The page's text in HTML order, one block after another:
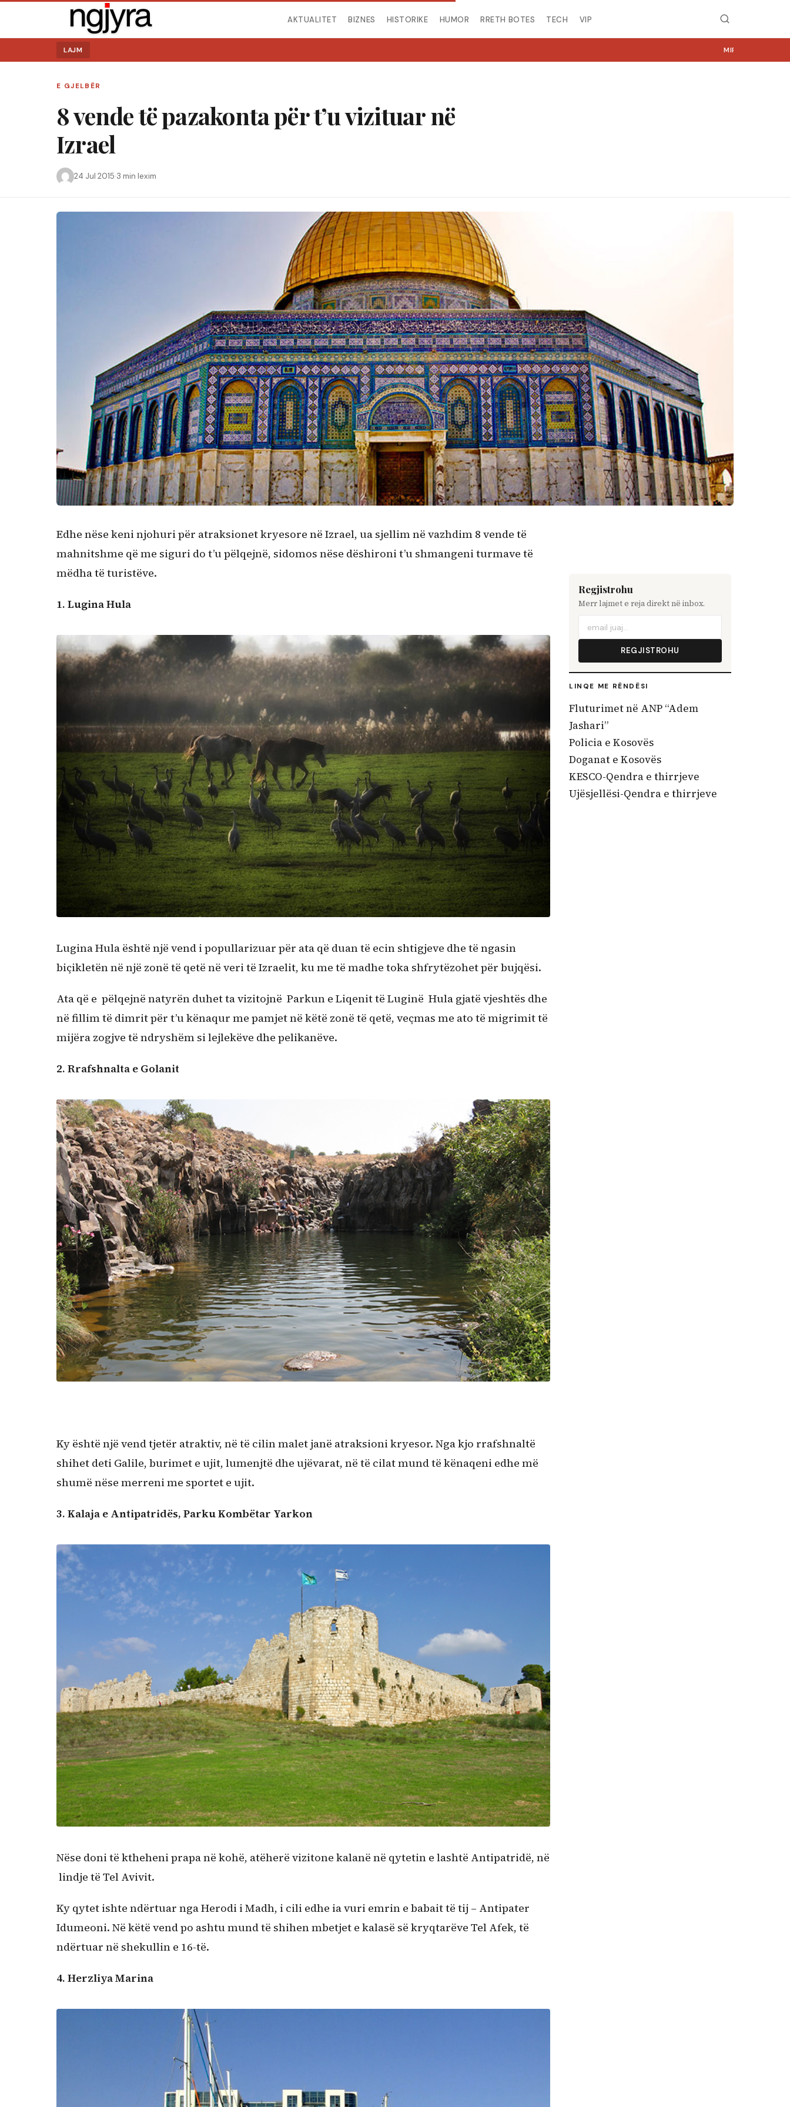
AKTUALITET BIZNES HISTORIKE HUMOR RRETH BOTES TECH VIP
LAJM MIRË SE VINI NË NGJYRA.COM
E GJELBËR
8 vende të pazakonta për t’u vizituar në
Izrael
24 Jul 2015·3 min lexim
Edhe nëse keni njohuri për atraksionet kryesore në Izrael, ua sjellim në vazhdim 8 vende të
mahnitshme që me siguri do t’u pëlqejnë, sidomos nëse dëshironi t’u shmangeni turmave të
mëdha të turistëve.
1. Lugina Hula
Lugina Hula është një vend i popullarizuar për ata që duan të ecin shtigjeve dhe të ngasin
biçikletën në një zonë të qetë në veri të Izraelit, ku me të madhe toka shfrytëzohet për bujqësi.
Ata që e pëlqejnë natyrën duhet ta vizitojnë Parkun e Liqenit të Luginë Hula gjatë vjeshtës dhe
në fillim të dimrit për t’u kënaqur me pamjet në këtë zonë të qetë, veçmas me ato të migrimit të
mijëra zogjve të ndryshëm si lejlekëve dhe pelikanëve.
2. Rrafshnalta e Golanit
Ky është një vend tjetër atraktiv, në të cilin malet janë atraksioni kryesor. Nga kjo rrafshnaltë
shihet deti Galile, burimet e ujit, lumenjtë dhe ujëvarat, në të cilat mund të kënaqeni edhe më
shumë nëse merreni me sportet e ujit.
3. Kalaja e Antipatridës, Parku Kombëtar Yarkon
Nëse doni të ktheheni prapa në kohë, atëherë vizitone kalanë në qytetin e lashtë Antipatridë, në
lindje të Tel Avivit.
Ky qytet ishte ndërtuar nga Herodi i Madh, i cili edhe ia vuri emrin e babait të tij – Antipater
Idumeoni. Në këtë vend po ashtu mund të shihen mbetjet e kalasë së kryqtarëve Tel Afek, të
ndërtuar në shekullin e 16-të.
4. Herzliya Marina
Regjistrohu
Merr lajmet e reja direkt në inbox.
REGJISTROHU
LINQE ME RËNDËSI
Fluturimet në ANP “Adem
Jashari”
Policia e Kosovës
Doganat e Kosovës
KESCO-Qendra e thirrjeve
Ujësjellësi-Qendra e thirrjeve